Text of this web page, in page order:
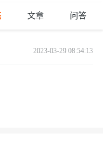
文章 问答
2023-03-29 08:54:13